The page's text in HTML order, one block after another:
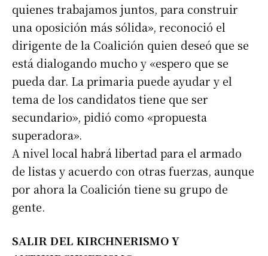
quienes trabajamos juntos, para construir
una oposición más sólida», reconoció el
dirigente de la Coalición quien deseó que se
está dialogando mucho y «espero que se
pueda dar. La primaria puede ayudar y el
tema de los candidatos tiene que ser
secundario», pidió como «propuesta
superadora».
A nivel local habrá libertad para el armado
de listas y acuerdo con otras fuerzas, aunque
por ahora la Coalición tiene su grupo de
gente.
SALIR DEL KIRCHNERISMO Y